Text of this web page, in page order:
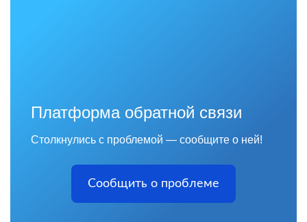
Платформа обратной связи
Столкнулись с проблемой — сообщите о ней!
Сообщить о проблеме